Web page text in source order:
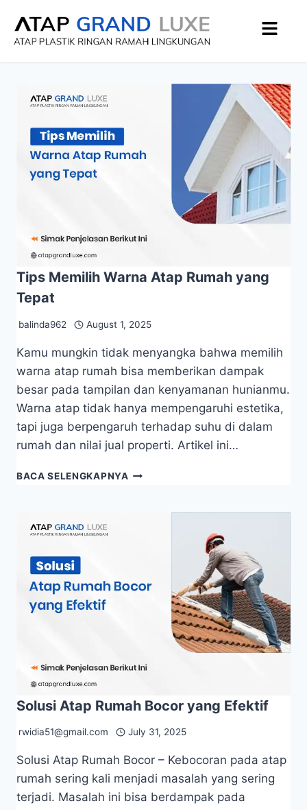
Tips Memilih Warna Atap Rumah yang
Tepat
balinda962 August 1, 2025
Kamu mungkin tidak menyangka bahwa memilih
warna atap rumah bisa memberikan dampak
besar pada tampilan dan kenyamanan hunianmu.
Warna atap tidak hanya mempengaruhi estetika,
tapi juga berpengaruh terhadap suhu di dalam
rumah dan nilai jual properti. Artikel ini…
BACA SELENGKAPNYA
Solusi Atap Rumah Bocor yang Efektif
rwidia51@gmail.com July 31, 2025
Solusi Atap Rumah Bocor – Kebocoran pada atap
rumah sering kali menjadi masalah yang sering
terjadi. Masalah ini bisa berdampak pada